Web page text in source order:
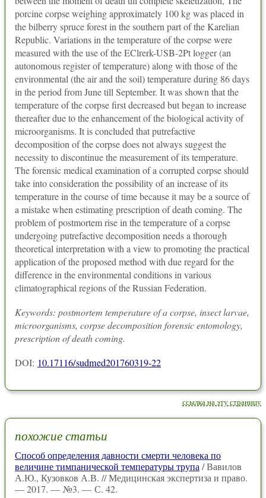
porcine corpse weighing approximately 100 kg was placed in
the bilberry spruce forest in the southern part of the Karelian
Republic. Variations in the temperature of the corpse were
measured with the use of the EClrerk-USB-2Pt logger (an
autonomous register of temperature) along with those of the
environmental (the air and the soil) temperature during 86 days
in the period from June till September. It was shown that the
temperature of the corpse first decreased but began to increase
thereafter due to the enhancement of the biological activity of
microorganisms. It is concluded that putrefactive
decomposition of the corpse does not always suggest the
necessity to discontinue the measurement of its temperature.
The forensic medical examination of a corrupted corpse should
take into consideration the possibility of an increase of its
temperature in the course of time because it may be a source of
a mistake when estimating prescription of death coming. The
problem of postmortem rise in the temperature of a corpse
undergoing putrefactive decomposition needs a thorough
theoretical interpretation with a view to promoting the practical
application of the proposed method with due regard for the
difference in the environmental conditions in various
climatographical regions of the Russian Federation.
Keywords: postmortem temperature of a corpse, insect larvae,
microorganisms, corpse decomposition forensic entomology,
prescription of death coming.
DOI: 10.17116/sudmed201760319-22
ссылка на эту страницу
похожие статьи
Способ определения давности смерти человека по
величине тимпанической температуры трупа/ Вавилов
А.Ю., Кузовков А.В. // Медицинская экспертиза и право.
— 2017. — №3. — С. 42.